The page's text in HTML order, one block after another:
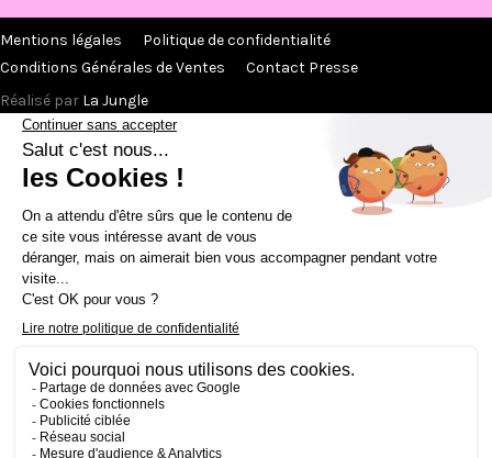
Mentions légales
Politique de confidentialité
Conditions Générales de Ventes
Contact Presse
Réalisé par La Jungle
@ecv2026